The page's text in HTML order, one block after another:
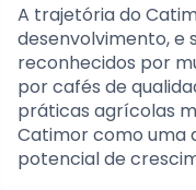
A trajetória do
desenvolvimento, e
reconhecidos por
por cafés de
práticas agrícolas
Catimor como uma
potencial de